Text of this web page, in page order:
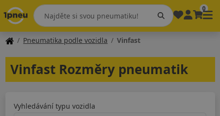
0
Pneumatika podle vozidla Vinfast
Vinfast Rozměry pneumatik
Vyhledávání typu vozidla